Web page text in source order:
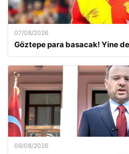
07/08/2026
Göztepe para basacak! Yine
06/08/2026